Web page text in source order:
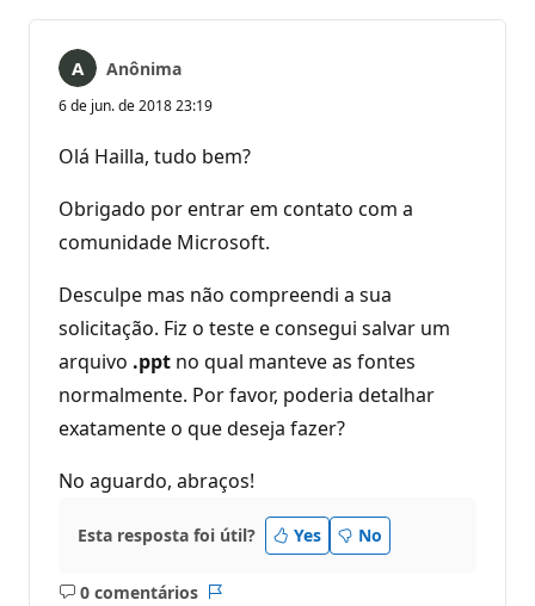
Anônima
6 de jun. de 2018 23:19
Olá Hailla, tudo bem?
Obrigado por entrar em contato com a
comunidade Microsoft.
Desculpe mas não compreendi a sua
solicitação. Fiz o teste e consegui salvar um
arquivo .ppt no qual manteve as fontes
normalmente. Por favor, poderia detalhar
exatamente o que deseja fazer?
No aguardo, abraços!
Esta resposta foi útil? Yes No
0 comentários